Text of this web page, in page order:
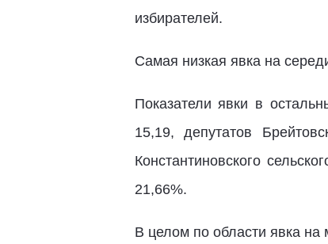
избирателей.
Самая низкая явка на
Показатели явки в
15,19, депутатов
Константиновского
21,66%.
В целом по области явка на